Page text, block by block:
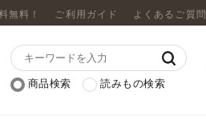
無料！ ご利用ガイド よくあるご質問
商品検索 読みもの検索